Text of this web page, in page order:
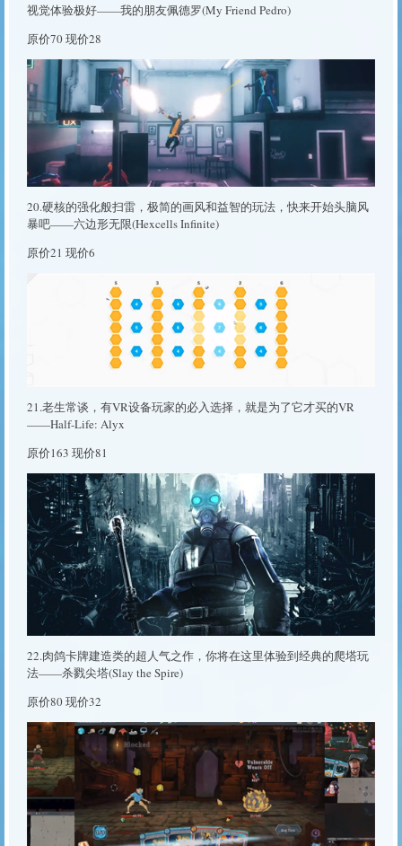
视觉体验极好——我的朋友佩德罗(My Friend Pedro)
原价70 现价28
20.硬核的强化般扫雷，极简的画风和益智的玩法，快来开始头脑风
暴吧——六边形无限(Hexcells Infinite)
原价21 现价6
21.老生常谈，有VR设备玩家的必入选择，就是为了它才买的VR
——Half-Life: Alyx
原价163 现价81
22.肉鸽卡牌建造类的超人气之作，你将在这里体验到经典的爬塔玩
法——杀戮尖塔(Slay the Spire)
原价80 现价32